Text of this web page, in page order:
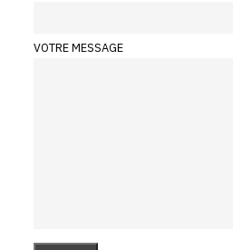
VOTRE MESSAGE